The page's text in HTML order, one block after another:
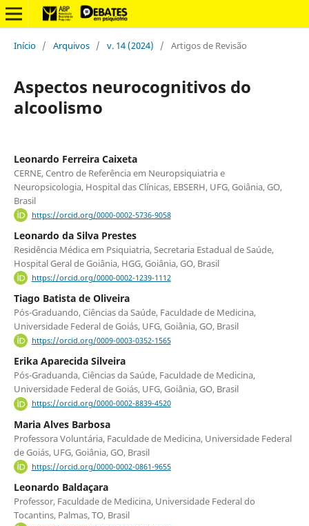
Início / Arquivos / v. 14 (2024) / Artigos de Revisão
Aspectos neurocognitivos do
alcoolismo
Leonardo Ferreira Caixeta
CERNE, Centro de Referência em Neuropsiquiatria e
Neuropsicologia, Hospital das Clínicas, EBSERH, UFG, Goiânia, GO,
Brasil
https://orcid.org/0000-0002-5736-9058
Leonardo da Silva Prestes
Residência Médica em Psiquiatria, Secretaria Estadual de Saúde,
Hospital Geral de Goiânia, HGG, Goiânia, GO, Brasil
https://orcid.org/0000-0002-1239-1112
Tiago Batista de Oliveira
Pós-Graduando, Ciências da Saúde, Faculdade de Medicina,
Universidade Federal de Goiás, UFG, Goiânia, GO, Brasil
https://orcid.org/0009-0003-0352-1565
Erika Aparecida Silveira
Pós-Graduanda, Ciências da Saúde, Faculdade de Medicina,
Universidade Federal de Goiás, UFG, Goiânia, GO, Brasil
https://orcid.org/0000-0002-8839-4520
Maria Alves Barbosa
Professora Voluntária, Faculdade de Medicina, Universidade Federal
de Goiás, UFG, Goiânia, GO, Brasil
https://orcid.org/0000-0002-0861-9655
Leonardo Baldaçara
Professor, Faculdade de Medicina, Universidade Federal do
Tocantins, Palmas, TO, Brasil